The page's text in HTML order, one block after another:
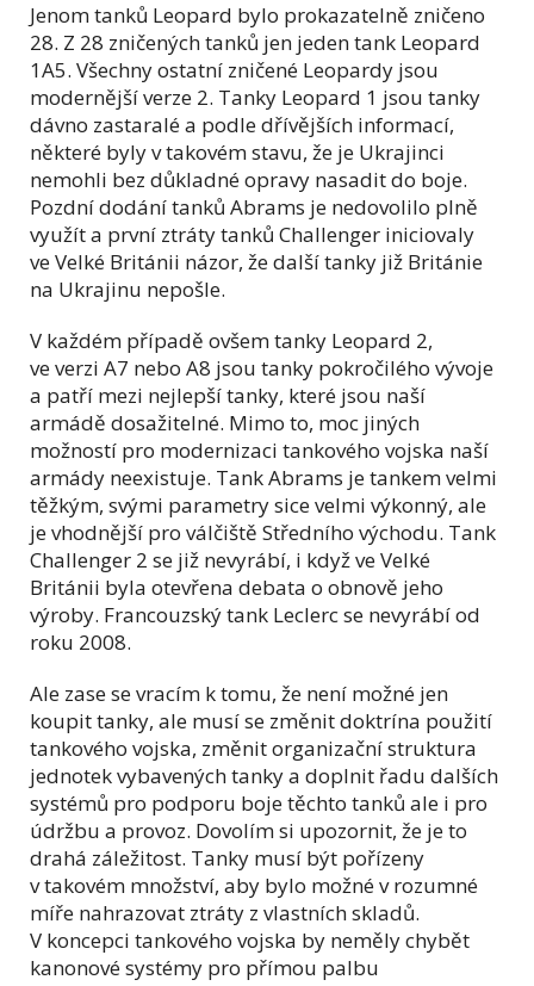
Jenom tanků Leopard bylo prokazatelně zničeno
28. Z 28 zničených tanků jen jeden tank Leopard
1A5. Všechny ostatní zničené Leopardy jsou
modernější verze 2. Tanky Leopard 1 jsou tanky
dávno zastaralé a podle dřívějších informací,
některé byly v takovém stavu, že je Ukrajinci
nemohli bez důkladné opravy nasadit do boje.
Pozdní dodání tanků Abrams je nedovolilo plně
využít a první ztráty tanků Challenger iniciovaly
ve Velké Británii názor, že další tanky již Británie
na Ukrajinu nepošle.
V každém případě ovšem tanky Leopard 2,
ve verzi A7 nebo A8 jsou tanky pokročilého vývoje
a patří mezi nejlepší tanky, které jsou naší
armádě dosažitelné. Mimo to, moc jiných
možností pro modernizaci tankového vojska naší
armády neexistuje. Tank Abrams je tankem velmi
těžkým, svými parametry sice velmi výkonný, ale
je vhodnější pro válčiště Středního východu. Tank
Challenger 2 se již nevyrábí, i když ve Velké
Británii byla otevřena debata o obnově jeho
výroby. Francouzský tank Leclerc se nevyrábí od
roku 2008.
Ale zase se vracím k tomu, že není možné jen
koupit tanky, ale musí se změnit doktrína použití
tankového vojska, změnit organizační struktura
jednotek vybavených tanky a doplnit řadu dalších
systémů pro podporu boje těchto tanků ale i pro
údržbu a provoz. Dovolím si upozornit, že je to
drahá záležitost. Tanky musí být pořízeny
v takovém množství, aby bylo možné v rozumné
míře nahrazovat ztráty z vlastních skladů.
V koncepci tankového vojska by neměly chybět
kanonové systémy pro přímou palbu